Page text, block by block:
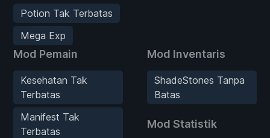
Potion Tak Terbatas
Mega Exp
Mod Pemain
Kesehatan Tak
Terbatas
Manifest Tak
Terbatas
Mod Inventaris
ShadeStones Tanpa
Batas
Mod Statistik